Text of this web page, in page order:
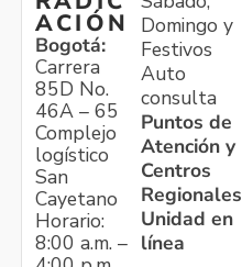
ACIÓN
Bogotá:
Carrera
85D No.
46A – 65
Complejo
logístico
San
Cayetano
Horario:
8:00 a.m. –
Domingo y
Festivos
Auto
consulta
Puntos de
Atención y
Centros
Regionales
Unidad en
línea